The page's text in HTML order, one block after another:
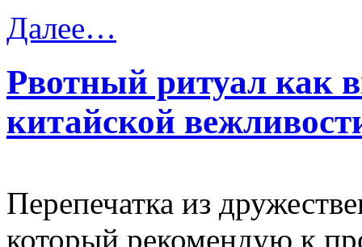
Далее…
Рвотный ритуал как
китайской
Перепечатка из
который рекомендую к